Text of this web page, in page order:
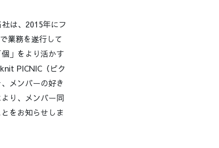
は、2015年にフ
業務を遂行して
」をより活かす
PICNIC（ピク
メンバーの好き
り、メンバー同
をお知らせしま